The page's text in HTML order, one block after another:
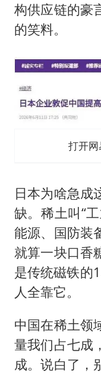
构供应链的豪
的笑料。
打开
日本为啥急成
缺。稀土叫“
能源、国防装
就算一块口香
是传统磁铁的
人全靠它。
中国在稀土领
量我们占七成
成。说白了，